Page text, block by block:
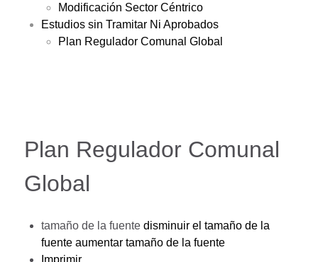
Modificación Sector Céntrico
Estudios sin Tramitar Ni Aprobados
Plan Regulador Comunal Global
Plan Regulador Comunal
Global
tamaño de la fuente disminuir el tamaño de la
fuente aumentar tamaño de la fuente
Imprimir